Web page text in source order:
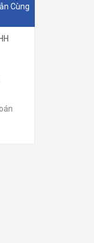
Cùng